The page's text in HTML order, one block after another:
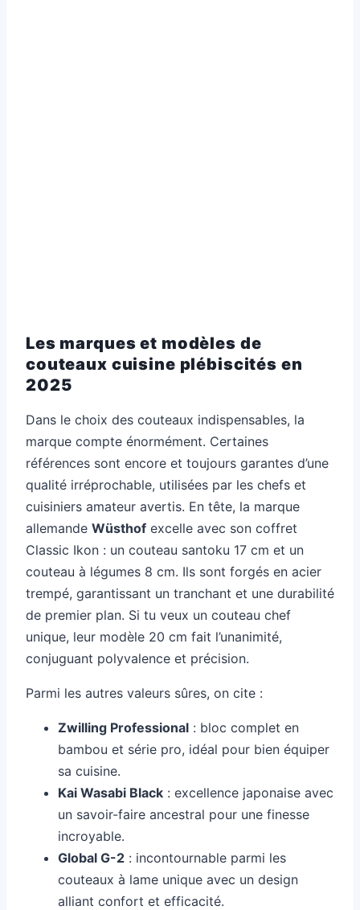
Les marques et modèles de
couteaux cuisine plébiscités en
2025
Dans le choix des couteaux indispensables, la
marque compte énormément. Certaines
références sont encore et toujours garantes d’une
qualité irréprochable, utilisées par les chefs et
cuisiniers amateur avertis. En tête, la marque
allemande Wüsthof excelle avec son coffret
Classic Ikon : un couteau santoku 17 cm et un
couteau à légumes 8 cm. Ils sont forgés en acier
trempé, garantissant un tranchant et une durabilité
de premier plan. Si tu veux un couteau chef
unique, leur modèle 20 cm fait l’unanimité,
conjuguant polyvalence et précision.
Parmi les autres valeurs sûres, on cite :
Zwilling Professional : bloc complet en
bambou et série pro, idéal pour bien équiper
sa cuisine.
Kai Wasabi Black : excellence japonaise avec
un savoir-faire ancestral pour une finesse
incroyable.
Global G-2 : incontournable parmi les
couteaux à lame unique avec un design
alliant confort et efficacité.